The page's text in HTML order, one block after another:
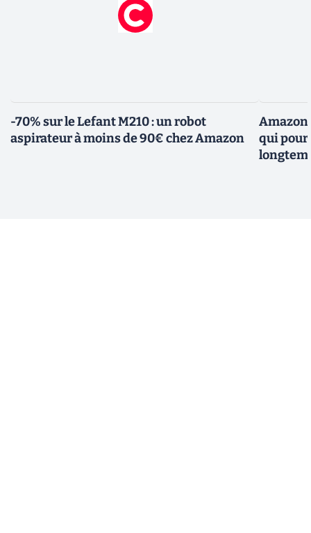
-70% sur le Lefant M210 : un robot
aspirateur à moins de 90€ chez Amazon
qui